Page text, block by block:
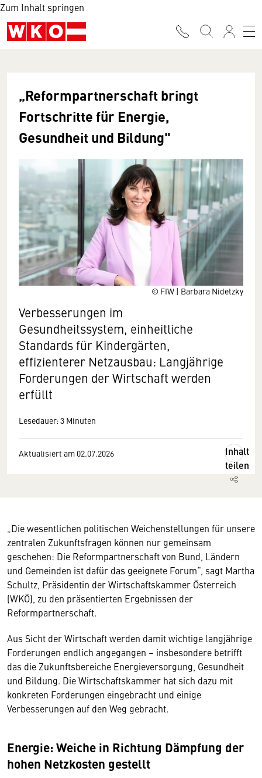
Zum Inhalt springen
© FIW | Barbara Nidetzky
„Reformpartnerschaft bringt
Fortschritte für Energie,
Gesundheit und Bildung"
Verbesserungen im
Gesundheitssystem, einheitliche
Standards für Kindergärten,
effizienterer Netzausbau: Langjährige
Forderungen der Wirtschaft werden
erfüllt
Lesedauer: 3 Minuten
Aktualisiert am 02.07.2026
Inhalt
teilen
„Die wesentlichen politischen Weichenstellungen für unsere
zentralen Zukunftsfragen können nur gemeinsam
geschehen: Die Reformpartnerschaft von Bund, Ländern
und Gemeinden ist dafür das geeignete Forum“, sagt Martha
Schultz, Präsidentin der Wirtschaftskammer Österreich
(WKÖ), zu den präsentierten Ergebnissen der
Reformpartnerschaft.
Aus Sicht der Wirtschaft werden damit wichtige langjährige
Forderungen endlich angegangen – insbesondere betrifft
das die Zukunftsbereiche Energieversorgung, Gesundheit
und Bildung. Die Wirtschaftskammer hat sich dazu mit
konkreten Forderungen eingebracht und einige
Verbesserungen auf den Weg gebracht.
Energie: Weiche in Richtung Dämpfung der
hohen Netzkosten gestellt